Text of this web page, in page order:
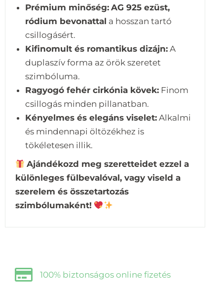
Prémium minőség: AG 925 ezüst,
ródium bevonattal a hosszan tartó
csillogásért.
Kifinomult és romantikus dizájn: A
duplaszív forma az örök szeretet
szimbóluma.
Ragyogó fehér cirkónia kövek: Finom
csillogás minden pillanatban.
Kényelmes és elegáns viselet: Alkalmi
és mindennapi öltözékhez is
tökéletesen illik.
Ajándékozd meg szeretteidet ezzel a
különleges fülbevalóval, vagy viseld a
szerelem és összetartozás
szimbólumaként!
100% biztonságos online fizetés